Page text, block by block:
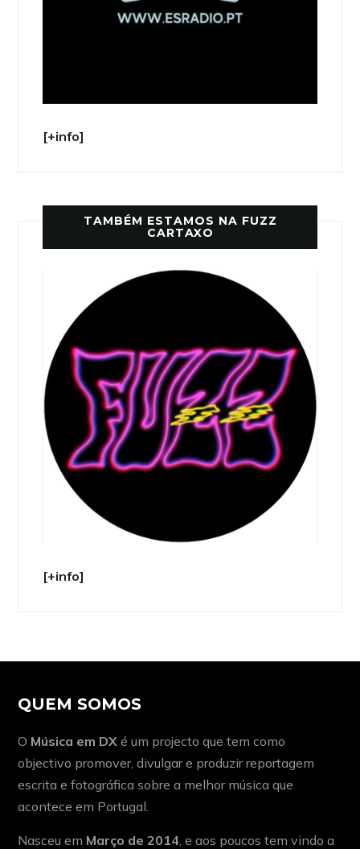
[+info]
TAMBÉM ESTAMOS NA FUZZ
CARTAXO
[+info]
QUEM SOMOS
O Música em DX é um projecto que tem como
objectivo promover, divulgar e produzir reportagem
escrita e fotográfica sobre a melhor música que
acontece em Portugal.
Nasceu em Março de 2014 , e aos poucos tem vindo a